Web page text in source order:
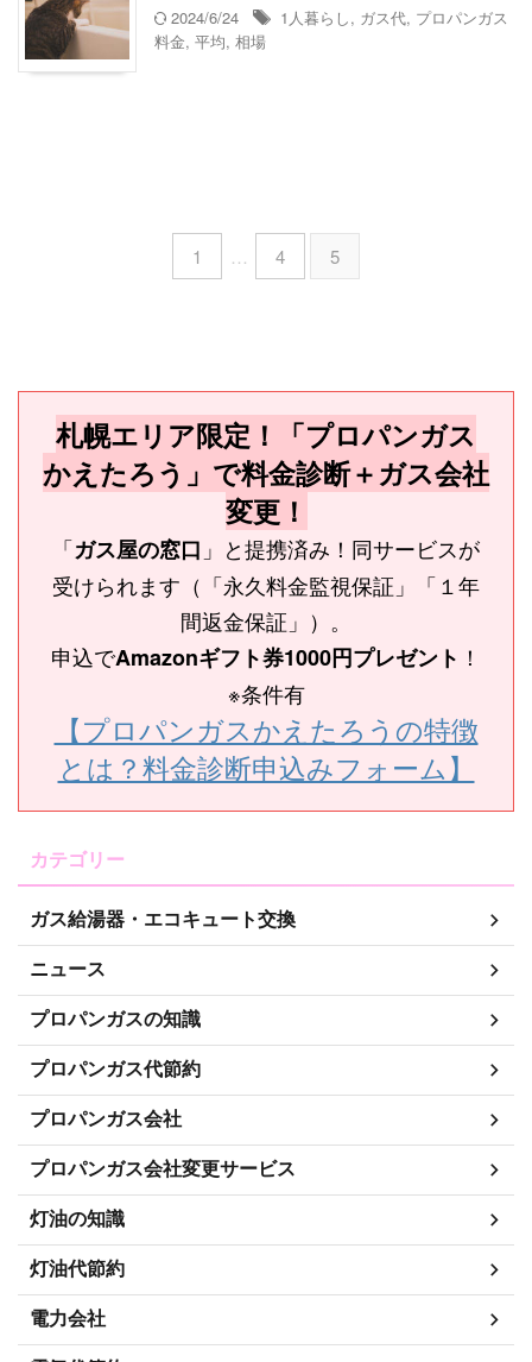
2024/6/24 1人暮らし, ガス代, プロパンガス
料金, 平均, 相場
1 … 4 5
札幌エリア限定！「プロパンガス
かえたろう」で料金診断＋ガス会社
変更！
「ガス屋の窓口 」と提携済み！同サービスが
受けられます（「永久料金監視保証」「１年
間返金保証」）。
申込でAmazonギフト券1000円プレゼント ！
※条件有
【プロパンガスかえたろうの特徴
とは？料金診断申込みフォーム】
カテゴリー
ガス給湯器・エコキュート交換
ニュース
プロパンガスの知識
プロパンガス代節約
プロパンガス会社
プロパンガス会社変更サービス
灯油の知識
灯油代節約
電力会社